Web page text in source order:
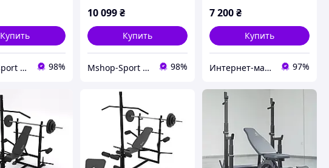
Купить
Mshop-Sport — Всё для Силы, Формы и Результата 98%
10 099 ₴
Купить
Mshop-Sport — Всё для Силы, Формы и Результата 98%
7 200₴
Купить
Интернет-магазин "Астрокомфорт" 97%